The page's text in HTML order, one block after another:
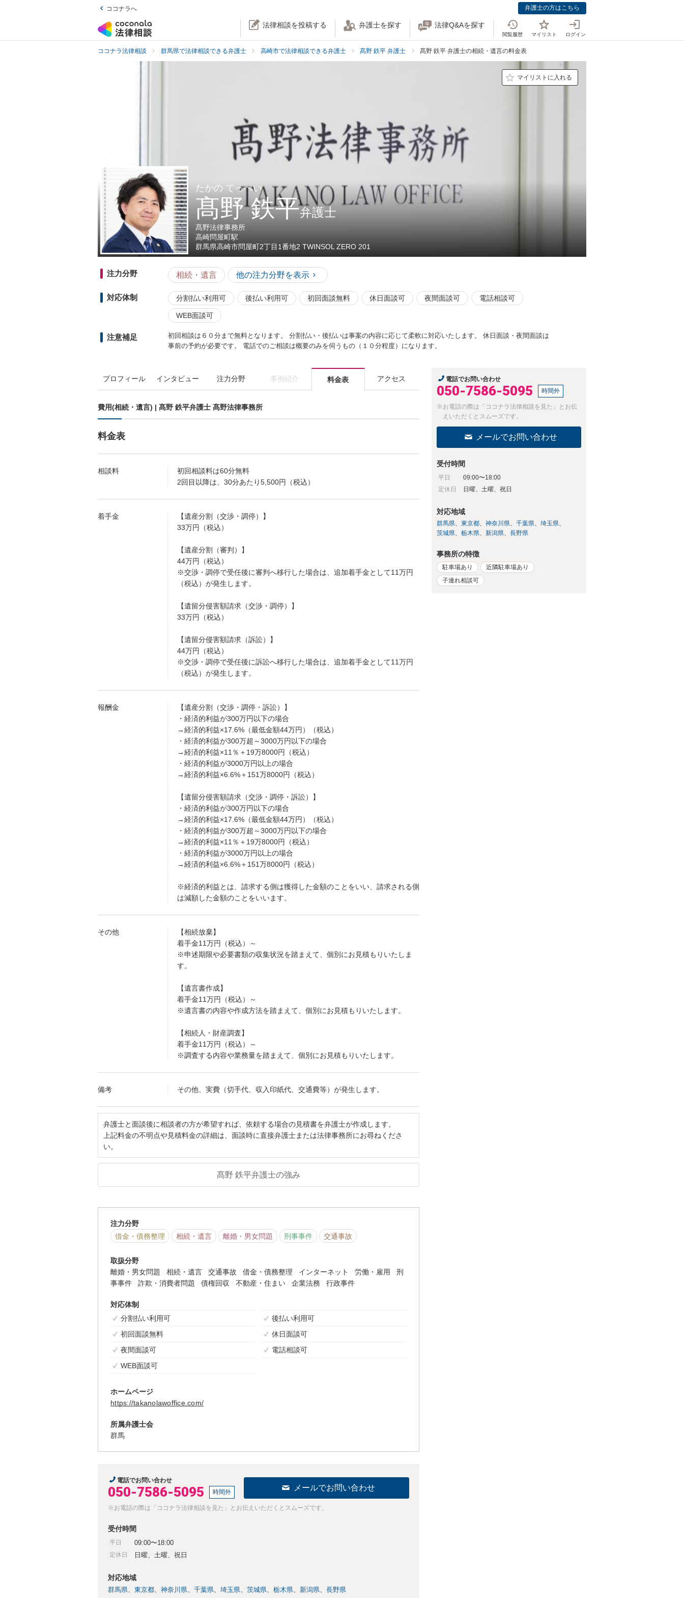
ココナラへ 弁護士の方はこちら
法律相談を投稿する 弁護士を探す 法律Q&Aを探す
閲覧履歴 マイリスト ログイン
ココナラ法律相談 群馬県で法律相談できる弁護士 高崎市で法律相談できる弁護士 髙野 鉄平 弁護士 髙野 鉄平 弁護士の相続・遺言の料金表
マイリストに入れる
たかの てっぺい
髙野 鉄平弁護士
髙野法律事務所
高崎問屋町駅
群馬県高崎市問屋町2丁目1番地2 TWINSOL ZERO 201
注力分野 相続・遺言 他の注力分野を表示
対応体制 分割払い利用可 後払い利用可 初回面談無料 休日面談可 夜間面談可 電話相談可
WEB面談可
注意補足
初回相談は６０分まで無料となります。 分割払い・後払いは事案の内容に応じて柔軟に対応いたします。 休日面談・夜間面談は
事前の予約が必要です。 電話でのご相談は概要のみを伺うもの（１０分程度）になります。
プロフィール インタビュー 注力分野 事例紹介 料金表 アクセス
費用(相続・遺言) | 髙野 鉄平弁護士 髙野法律事務所
料金表
相談料
初回相談料は60分無料
2回目以降は、30分あたり5,500円（税込）
着手金
【遺産分割（交渉・調停）】
33万円（税込）
【遺産分割（審判）】
44万円（税込）
※交渉・調停で受任後に審判へ移行した場合は、追加着手金として11万円
（税込）が発生します。
【遺留分侵害額請求（交渉・調停）】
33万円（税込）
【遺留分侵害額請求（訴訟）】
44万円（税込）
※交渉・調停で受任後に訴訟へ移行した場合は、追加着手金として11万円
（税込）が発生します。
報酬金
【遺産分割（交渉・調停・訴訟）】
・経済的利益が300万円以下の場合
→経済的利益×17.6%（最低金額44万円）（税込）
・経済的利益が300万超～3000万円以下の場合
→経済的利益×11％＋19万8000円（税込）
・経済的利益が3000万円以上の場合
→経済的利益×6.6%＋151万8000円（税込）
【遺留分侵害額請求（交渉・調停・訴訟）】
・経済的利益が300万円以下の場合
→経済的利益×17.6%（最低金額44万円）（税込）
・経済的利益が300万超～3000万円以下の場合
→経済的利益×11％＋19万8000円（税込）
・経済的利益が3000万円以上の場合
→経済的利益×6.6%＋151万8000円（税込）
※経済的利益とは、請求する側は獲得した金額のことをいい、請求される側
は減額した金額のことをいいます。
その他
【相続放棄】
着手金11万円（税込）～
※申述期限や必要書類の収集状況を踏まえて、個別にお見積もりいたしま
す。
【遺言書作成】
着手金11万円（税込）～
※遺言書の内容や作成方法を踏まえて、個別にお見積もりいたします。
【相続人・財産調査】
着手金11万円（税込）～
※調査する内容や業務量を踏まえて、個別にお見積もりいたします。
備考 その他、実費（切手代、収入印紙代、交通費等）が発生します。
弁護士と面談後に相談者の方が希望すれば、依頼する場合の見積書を弁護士が作成します。
上記料金の不明点や見積料金の詳細は、面談時に直接弁護士または法律事務所にお尋ねくださ
い。
髙野 鉄平弁護士の強み
注力分野
借金・債務整理
相続・遺言 離婚・男女問題 刑事事件 交通事故
取扱分野
離婚・男女問題
相続・遺言 交通事故 借金・債務整理 インターネット 労働・雇用
刑
事事件
詐欺・消費者問題 債権回収 不動産・住まい 企業法務 行政事件
対応体制
分割払い利用可
後払い利用可
初回面談無料
休日面談可
夜間面談可
電話相談可
WEB面談可
ホームページ
https://takanolawoffice.com/
所属弁護士会
群馬
電話でお問い合わせ
050-7586-5095 時間外 メールでお問い合わせ
※お電話の際は「ココナラ法律相談を見た」とお伝えいただくとスムーズです。
受付時間
平日 09:00〜18:00
定休日 日曜、土曜、祝日
対応地域
群馬県 東京都 神奈川県 千葉県 埼玉県 茨城県 栃木県 新潟県 長野県
電話でお問い合わせ
050-7586-5095 時間外
※お電話の際は「ココナラ法律相談を見た」とお伝
えいただくとスムーズです。
メールでお問い合わせ
受付時間
平日
09:00〜18:00
定休日
日曜、土曜、祝日
対応地域
群馬県 東京都 神奈川県 千葉県
埼玉県
茨城県
栃木県 新潟県 長野県
事務所の特徴
駐車場あり
近隣駐車場あり
子連れ相談可